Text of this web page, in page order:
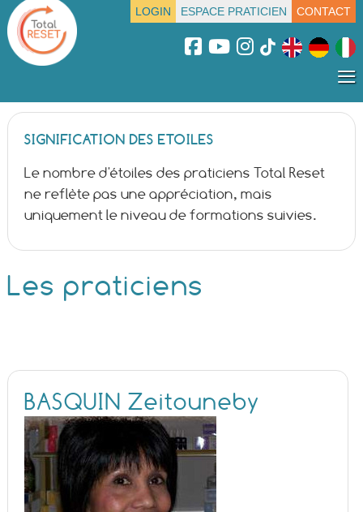
LOGIN ESPACE PRATICIEN CONTACT
≡
SIGNIFICATION DES ETOILES
Le nombre d'étoiles des praticiens Total Reset
ne reflète pas une appréciation, mais
uniquement le niveau de formations suivies.
Les praticiens
BASQUIN Zeitouneby